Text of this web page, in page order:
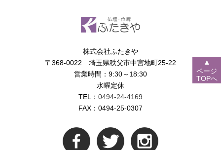
株式会社ふたきや
〒368-0022 埼玉県秩父市中宮地町25-22
営業時間：9:30～18:30
水曜定休
TEL： 0494-24-4169
FAX：0494-25-0307
▲
ページ
TOPへ